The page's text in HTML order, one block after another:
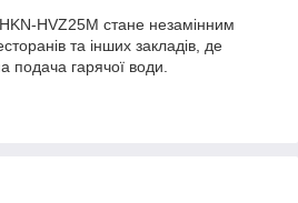
HVZ25M стане незамінним
та інших закладів, де
подача гарячої води.